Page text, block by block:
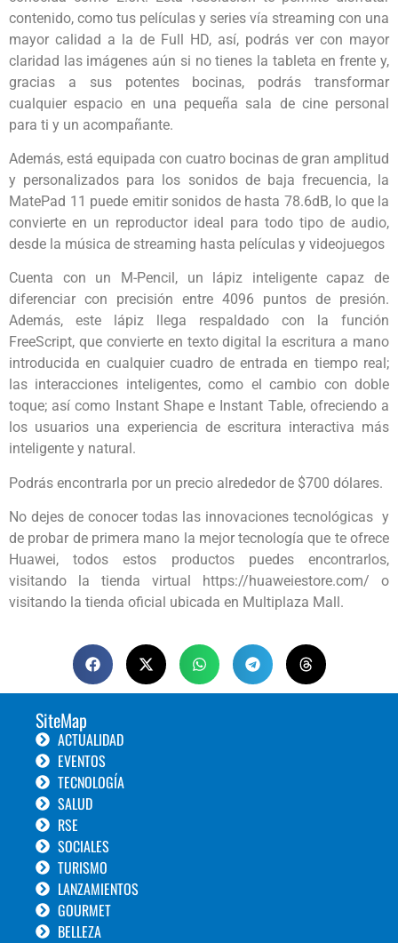
contenido, como tus películas y series vía streaming con una
mayor calidad a la de Full HD, así, podrás ver con mayor
claridad las imágenes aún si no tienes la tableta en frente y,
gracias a sus potentes bocinas, podrás transformar
cualquier espacio en una pequeña sala de cine personal
para ti y un acompañante.
Además, está equipada con cuatro bocinas de gran amplitud
y personalizados para los sonidos de baja frecuencia, la
MatePad 11 puede emitir sonidos de hasta 78.6dB, lo que la
convierte en un reproductor ideal para todo tipo de audio,
desde la música de streaming hasta películas y videojuegos
Cuenta con un M-Pencil, un lápiz inteligente capaz de
diferenciar con precisión entre 4096 puntos de presión.
Además, este lápiz llega respaldado con la función
FreeScript, que convierte en texto digital la escritura a mano
introducida en cualquier cuadro de entrada en tiempo real;
las interacciones inteligentes, como el cambio con doble
toque; así como Instant Shape e Instant Table, ofreciendo a
los usuarios una experiencia de escritura interactiva más
inteligente y natural.
Podrás encontrarla por un precio alrededor de $700 dólares.
No dejes de conocer todas las innovaciones tecnológicas y
de probar de primera mano la mejor tecnología que te ofrece
Huawei, todos estos productos puedes encontrarlos,
visitando la tienda virtual https://huaweiestore.com/ o
visitando la tienda oficial ubicada en Multiplaza Mall.
SiteMap
ACTUALIDAD
EVENTOS
TECNOLOGÍA
SALUD
RSE
SOCIALES
TURISMO
LANZAMIENTOS
GOURMET
BELLEZA